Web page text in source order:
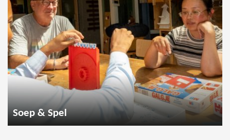
Soep & Spel